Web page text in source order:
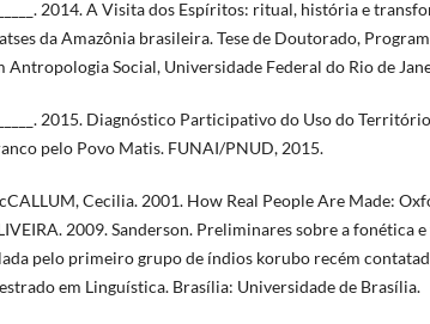
2014. A Visita dos Espíritos: ritual, história e
da Amazônia brasileira. Tese de Doutorado,
Antropologia Social, Universidade Federal do Rio de
2015. Diagnóstico Participativo do Uso do
pelo Povo Matis. FUNAI/PNUD, 2015.
Cecilia. 2001. How Real People Are Made:
2009. Sanderson. Preliminares sobre a fonética
pelo primeiro grupo de índios korubo recém
em Linguística. Brasília: Universidade de Brasília.